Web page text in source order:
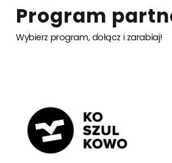
Program
Wybierz program, dołącz i zarabiaj!